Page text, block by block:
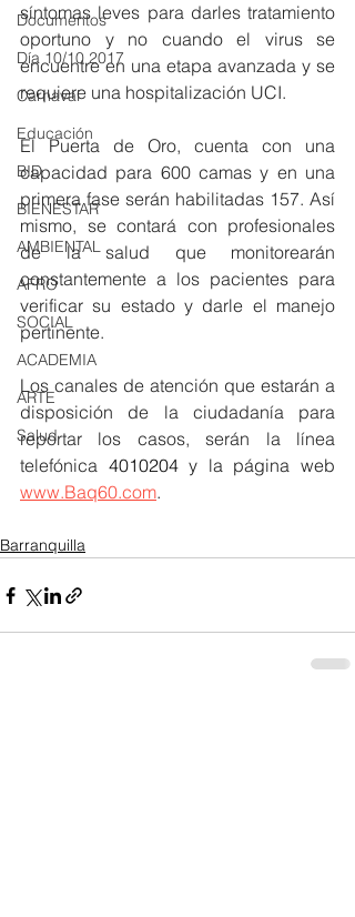
Documentos
Día 10/10 2017
Carnaval
Educación
BID
BIENESTAR
AMBIENTAL
AFRO
SOCIAL
ACADEMIA
ARTE
Salud
síntomas leves para darles tratamiento
oportuno y no cuando el virus se
encuentre en una etapa avanzada y se
requiere una hospitalización UCI.
El Puerta de Oro, cuenta con una
capacidad para 600 camas y en una
primera fase serán habilitadas 157. Así
mismo, se contará con profesionales
de la salud que monitorearán
constantemente a los pacientes para
verificar su estado y darle el manejo
pertinente.
Los canales de atención que estarán a
disposición de la ciudadanía para
reportar los casos, serán la línea
telefónica 4010204
www.Baq60.com.
Barranquilla